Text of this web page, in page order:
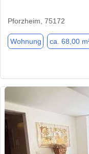
Pforzheim, 75172
Wohnung ca. 68,00